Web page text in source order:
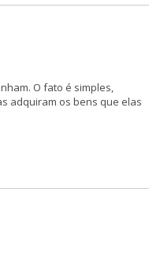
O fato é sim­ples,
adquiram os bens que elas